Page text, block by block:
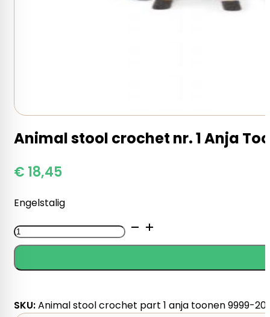
Animal stool crochet nr. 1 Anja
€ 18,45
Engelstalig
Animal
stool
nr.
Anja
SKU:Animal stool crochet part 1 anja toonen 9999-